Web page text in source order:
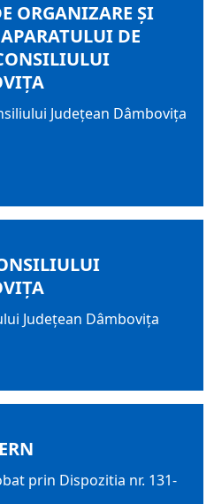
ORGANIZARE ŞI
DE
Județean Dâmbovița
Judeţean Dâmboviţa
prin Dispozitia nr. 131-